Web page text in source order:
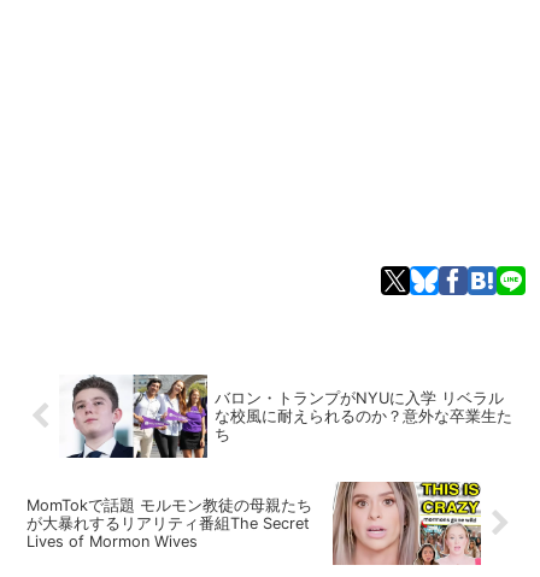
バロン・トランプがNYUに入学 リベラル
な校風に耐えられるのか？意外な卒業生た
ち
MomTokで話題 モルモン教徒の母親たち
が大暴れするリアリティ番組The Secret
Lives of Mormon Wives